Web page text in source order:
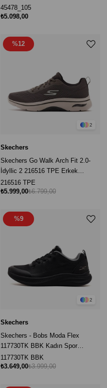
45478_105
₺5.098,00
2
Skechers
Skechers Go Walk Arch Fit 2.0-
İdyllic 2 216516 TPE Erkek
Yürüyüş Ayakkabı - Gri
216516 TPE
₺5.999,00₺6.799,00
%12
2
Skechers
Skechers - Bobs Moda Flex
117730TK BBK Kadın Spor
Ayakkabı- Siyah
117730TK BBK
₺3.649,00₺3.999,00
%9